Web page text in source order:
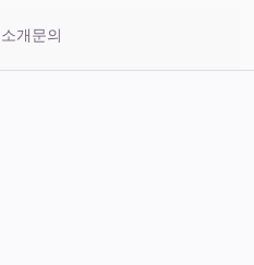
소개문의